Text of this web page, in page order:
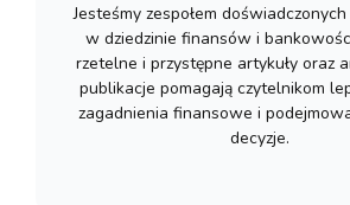
Jesteśmy zespołem
w dziedzinie finansów i
rzetelne i przystępne artykuły oraz
publikacje pomagają czytelnikom
zagadnienia finansowe i
decyzje.